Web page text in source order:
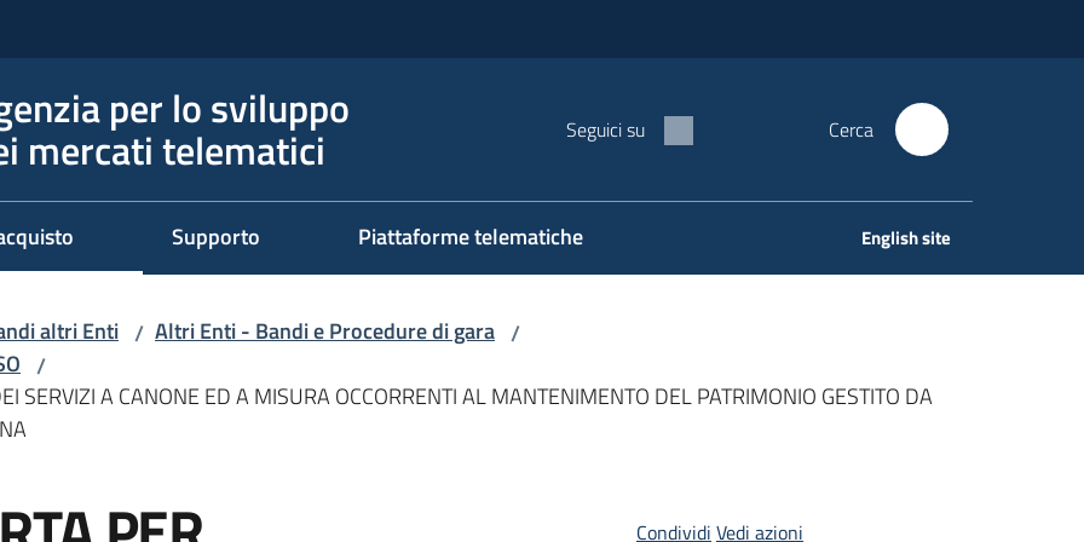
per lo sviluppo
mercati telematici Seguici su Cerca
Supporto Piattaforme telematiche English site
altri Enti / Altri Enti - Bandi e Procedure di gara /
/
SERVIZI A CANONE ED A MISURA OCCORRENTI AL MANTENIMENTO DEL PATRIMONIO GESTITO DA
Condividi Vedi azioni